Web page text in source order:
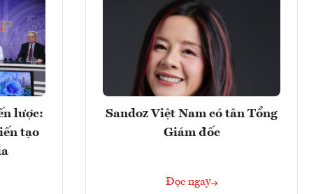
lược:
tạo
Sandoz Việt Nam có tân Tổng
Giám đốc
Đọc ngay